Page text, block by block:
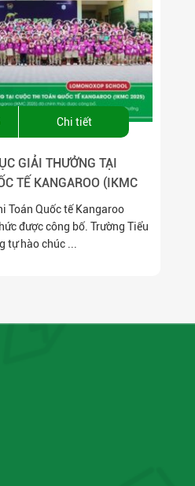
Chi tiết
GIẢI THƯỞNG TẠI
TẾ KANGAROO (IKMC
Toán Quốc tế Kangaroo
được công bố. Trường Tiểu
tự hào chúc ...